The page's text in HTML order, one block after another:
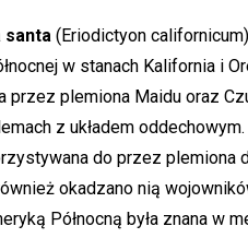
santa (Eriodictyon californicum)
w stanach Kalifornia i
przez plemiona Maidu oraz
z układem oddechowym.
do przez plemiona
okadzano nią
Północną była znana w